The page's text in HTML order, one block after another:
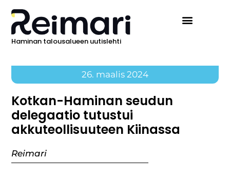
Haminan talousalueen uutislehti
26. maalis 2024
Kotkan-Haminan seudun
delegaatio tutustui
akkuteollisuuteen Kiinassa
Reimari